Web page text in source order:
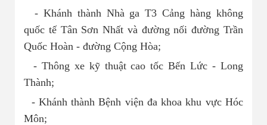
- Khánh thành Nhà ga T3 Cảng hàng không
quốc tế Tân Sơn Nhất và đường nối đường Trần
Quốc Hoàn - đường Cộng Hòa;
- Thông xe kỹ thuật cao tốc Bến Lức - Long
Thành;
- Khánh thành Bệnh viện đa khoa khu vực Hóc
Môn;